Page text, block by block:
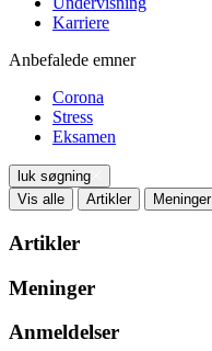
Karriere
Anbefalede emner
Corona
Stress
Eksamen
luk søgning
Vis alle
Artikler Meninger
Artikler
Meninger
Anmeldelser